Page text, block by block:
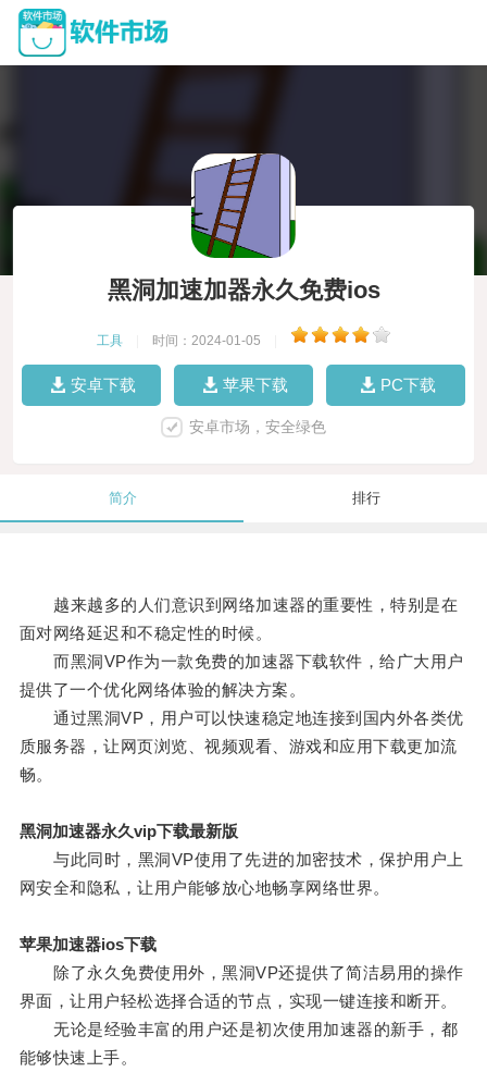
黑洞加速加器永久免费ios
工具 时间：2024-01-05
安卓下载 苹果下载 PC下载
安卓市场，安全绿色
简介 排行
越来越多的人们意识到网络加速器的重要性，特别是在
面对网络延迟和不稳定性的时候。
而黑洞VP作为一款免费的加速器下载软件，给广大用户
提供了一个优化网络体验的解决方案。
通过黑洞VP，用户可以快速稳定地连接到国内外各类优
质服务器，让网页浏览、视频观看、游戏和应用下载更加流
畅。
黑洞加速器永久vip下载最新版
与此同时，黑洞VP使用了先进的加密技术，保护用户上
网安全和隐私，让用户能够放心地畅享网络世界。
苹果加速器ios下载
除了永久免费使用外，黑洞VP还提供了简洁易用的操作
界面，让用户轻松选择合适的节点，实现一键连接和断开。
无论是经验丰富的用户还是初次使用加速器的新手，都
能够快速上手。